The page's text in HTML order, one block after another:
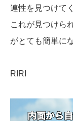
連性を見つけて
これが見つけら
がとても簡単に
RIRI